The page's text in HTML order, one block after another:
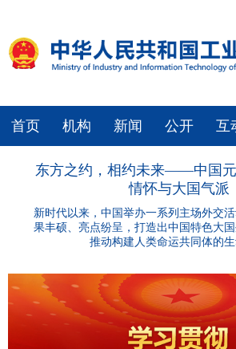
首页 机构 新闻 公开 互
东方之约，相约未来——中国
情怀与大国气派
新时代以来，中国举办一系列主场外交
果丰硕、亮点纷呈，打造出中国特色大
推动构建人类命运共同体的